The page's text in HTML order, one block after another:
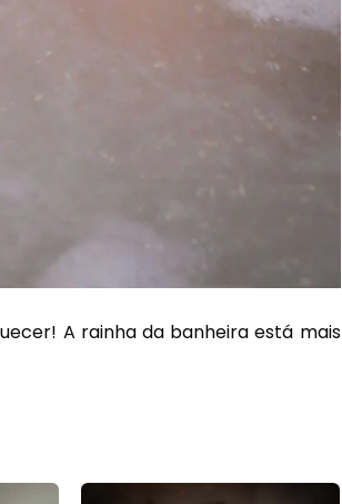
A rainha da banheira está mais